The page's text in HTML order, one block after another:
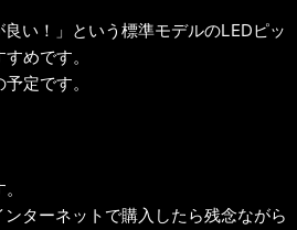
良い！」という標準モデルのLEDピッ
めです。
定です。
ンターネットで購入したら残念ながら